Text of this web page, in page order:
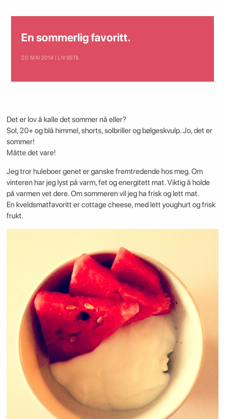
En sommerlig favoritt.
20. MAI 2014 | LIVSSTIL
Det er lov å kalle det sommer nå eller?
Sol, 20+ og blå himmel, shorts, solbriller og bølgeskvulp. Jo, det er
sommer!
Måtte det vare!
Jeg tror huleboer genet er ganske fremtredende hos meg. Om
vinteren har jeg lyst på varm, fet og energitett mat. Viktig å holde
på varmen vet dere. Om sommeren vil jeg ha frisk og lett mat.
En kveldsmatfavoritt er cottage cheese, med lett youghurt og frisk
frukt.